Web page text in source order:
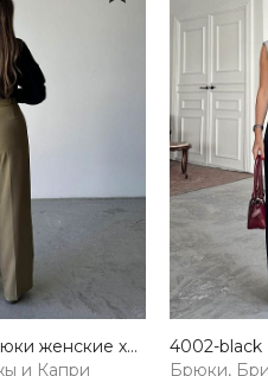
4002-khaki Брюки женские хаки Girl
и Капри
Брюки,